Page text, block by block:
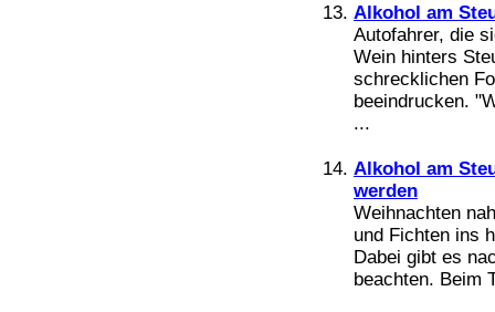
Alkohol am
Autofahrer, die
Wein hinters
schrecklichen
beeindrucken.
...
Alkohol am
werden
Weihnachten
und Fichten ins
Dabei gibt es
beachten. Beim